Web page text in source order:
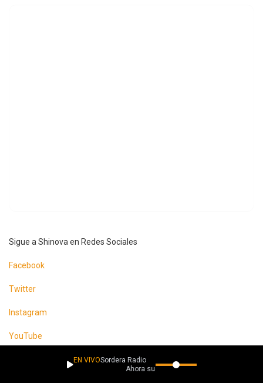
Sigue a Shinova en Redes Sociales
Facebook
Twitter
Instagram
YouTube
EN VIVOSordera Radio
Ahora suena